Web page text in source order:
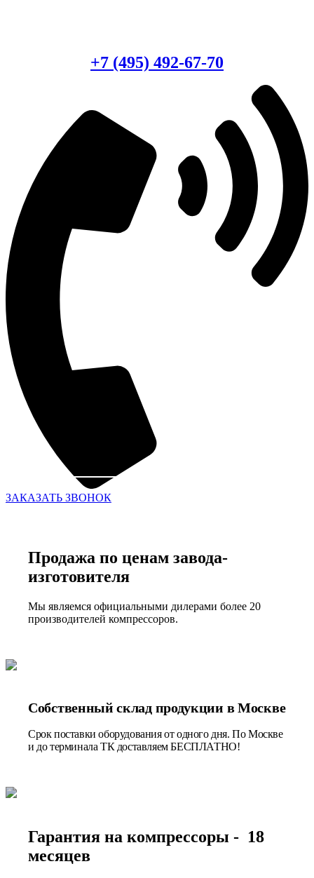
+7 (495) 492-67-70
ЗАКАЗАТЬ ЗВОНОК
Продажа по ценам завода-
изготовителя
Мы являемся официальными дилерами более 20
производителей компрессоров.
Собственный склад продукции в Москве
Срок поставки оборудования от одного дня. По Москве
и до терминала ТК доставляем БЕСПЛАТНО!
Гарантия на компрессоры - 18
месяцев